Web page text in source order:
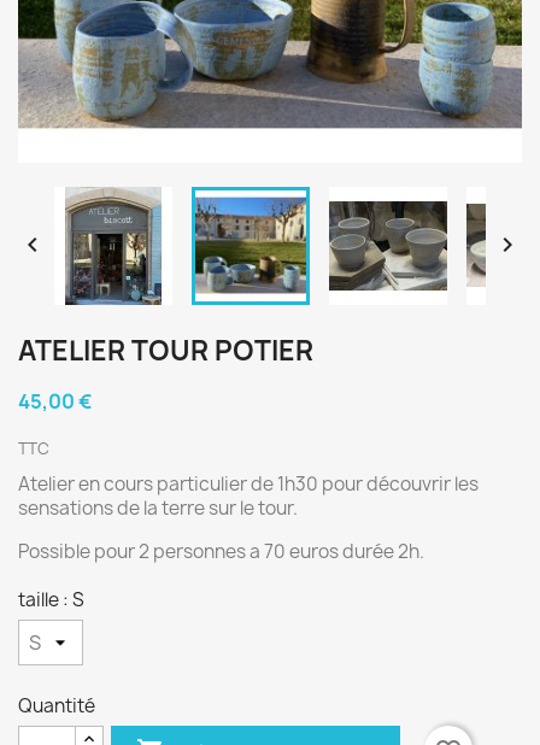
 
ATELIER TOUR POTIER
45,00 €
TTC
Atelier en cours particulier de 1h30 pour découvrir les
sensations de la terre sur le tour.
Possible pour 2 personnes a 70 euros durée 2h.
taille : S
Quantité